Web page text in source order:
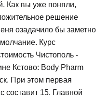
Как вы уже поняли,
решение
озадачило бы заметно
Курс
Чистополь -
Кстово: Body Pharm
При этом первая
составит 15. Главной